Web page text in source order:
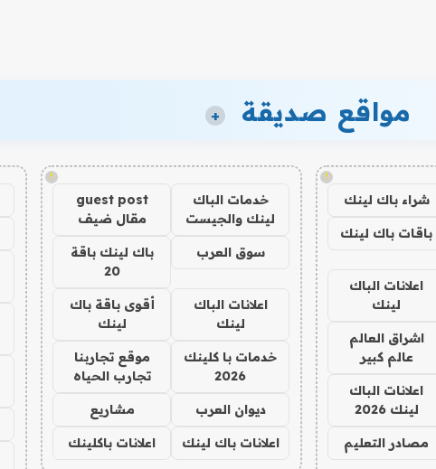
مواقع صديقة +
!
شراء باك لينك
باقات باك لينك
اعلانات الباك
لينك
اشراق العالم
عالم كبير
اعلانات الباك
لينك 2026
مصادر التعليم
!
خدمات الباك
لينك والجيست
guest post
مقال ضيف
سوق العرب
باك لينك باقة
20
اعلانات الباك
لينك
أقوى باقة باك
لينك
خدمات با كلينك
2026
موقع تجاربنا
تجارب الحياه
ديوان العرب مشاريع
اعلانات باك لينك اعلانات باكلينك